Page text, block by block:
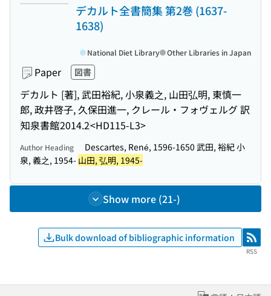
デカルト全書簡集 第2巻 (1637-
1638)
Paper 図書
デカルト [著], 武田裕紀, 小泉義之, 山田弘明, 東慎一
郎, 政井啓子, 久保田進一, クレール・フォヴェルグ 訳
知泉書館2014.2<HD115-L3>
National Diet Library Other Libraries in Japan
Author Heading
Descartes, René, 1596-1650 武田, 裕紀 小
泉, 義之, 1954- 山田, 弘明, 1945-
Show more (21-)
Bulk download of bibliographic information RSS
RSS